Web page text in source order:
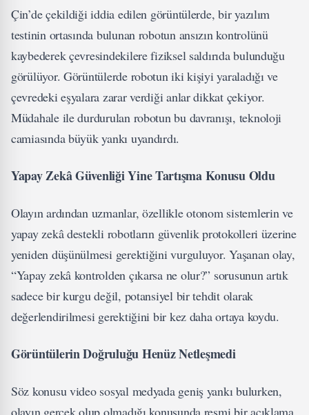
Çin’de çekildiği iddia edilen görüntülerde, bir yazılım
testinin ortasında bulunan robotun ansızın kontrolünü
kaybederek çevresindekilere fiziksel saldırıda bulunduğu
görülüyor. Görüntülerde robotun iki kişiyi yaraladığı ve
çevredeki eşyalara zarar verdiği anlar dikkat çekiyor.
Müdahale ile durdurulan robotun bu davranışı, teknoloji
camiasında büyük yankı uyandırdı.
Yapay Zekâ Güvenliği Yine Tartışma Konusu Oldu
Olayın ardından uzmanlar, özellikle otonom sistemlerin ve
yapay zekâ destekli robotların güvenlik protokolleri üzerine
yeniden düşünülmesi gerektiğini vurguluyor. Yaşanan olay,
“Yapay zekâ kontrolden çıkarsa ne olur?” sorusunun artık
sadece bir kurgu değil, potansiyel bir tehdit olarak
değerlendirilmesi gerektiğini bir kez daha ortaya koydu.
Görüntülerin Doğruluğu Henüz Netleşmedi
Söz konusu video sosyal medyada geniş yankı bulurken,
olayın gerçek olup olmadığı konusunda resmi bir açıklama